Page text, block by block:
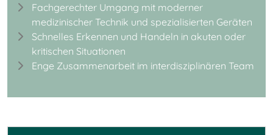
Fachgerechter Umgang mit moderner
medizinischer Technik und spezialisierten Geräten
Schnelles Erkennen und Handeln in akuten oder
kritischen Situationen
Enge Zusammenarbeit im interdisziplinären Team